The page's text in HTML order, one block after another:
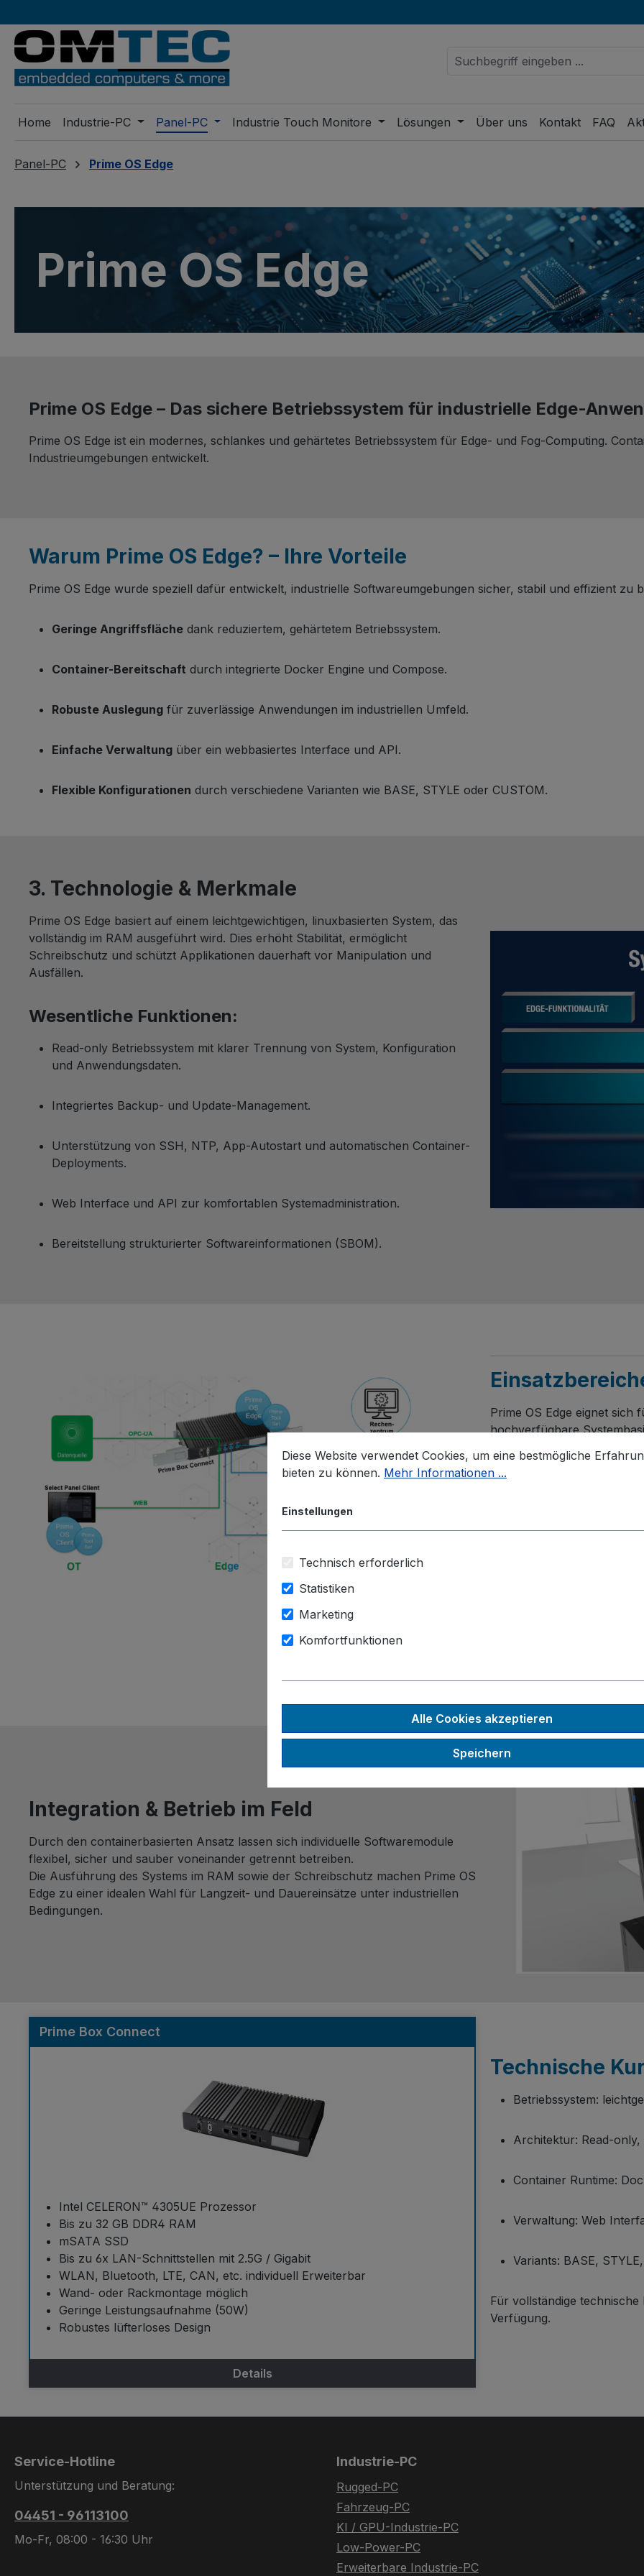
Home Industrie-PC Panel-PC Industrie Touch Monitore Lösungen Über uns Kontakt FAQ
Panel-PC Prime OS Edge
Prime OS Edge
Prime OS Edge – Das sichere Betriebssystem für industrielle Edge-
Prime OS Edge ist ein modernes, schlankes und gehärtetes Betriebssystem für Edge- und Fog-Computing.
Industrieumgebungen entwickelt.
Warum Prime OS Edge? – Ihre Vorteile
Prime OS Edge wurde speziell dafür entwickelt, industrielle Softwareumgebungen sicher, stabil und effizient zu
Geringe Angriffsfläche dank reduziertem, gehärtetem Betriebssystem.
Container-Bereitschaft durch integrierte Docker Engine und Compose.
Robuste Auslegung für zuverlässige Anwendungen im industriellen Umfeld.
Einfache Verwaltung über ein webbasiertes Interface und API.
Flexible Konfigurationen durch verschiedene Varianten wie BASE, STYLE oder CUSTOM.
3. Technologie & Merkmale
Prime OS Edge basiert auf einem leichtgewichtigen, linuxbasierten System, das
vollständig im RAM ausgeführt wird. Dies erhöht Stabilität, ermöglicht
Schreibschutz und schützt Applikationen dauerhaft vor Manipulation und
Ausfällen.
Wesentliche Funktionen:
Read-only Betriebssystem mit klarer Trennung von System, Konfiguration
und Anwendungsdaten.
Integriertes Backup- und Update-Management.
Unterstützung von SSH, NTP, App-Autostart und automatischen Container-
Deployments.
Web Interface und API zur komfortablen Systemadministration.
Bereitstellung strukturierter Softwareinformationen (SBOM).
Prime OS Edge eignet sich
hochverfügbare
Integration & Betrieb im Feld
Durch den containerbasierten Ansatz lassen sich individuelle Softwaremodule
flexibel, sicher und sauber voneinander getrennt betreiben.
Die Ausführung des Systems im RAM sowie der Schreibschutz machen Prime OS
Edge zu einer idealen Wahl für Langzeit- und Dauereinsätze unter industriellen
Bedingungen.
Prime Box Connect
Intel CELERON™ 4305UE Prozessor
Bis zu 32 GB DDR4 RAM
mSATA SSD
Bis zu 6x LAN-Schnittstellen mit 2.5G / Gigabit
WLAN, Bluetooth, LTE, CAN, etc. individuell Erweiterbar
Wand- oder Rackmontage möglich
Geringe Leistungsaufnahme (50W)
Robustes lüfterloses Design
Details
Technische
Betriebssystem:
Architektur: Read-
Container Runtime:
Verwaltung: Web
Variants: BASE,
Für vollständige
Verfügung.
Service-Hotline
Unterstützung und Beratung:
04451 - 96113100
Mo-Fr, 08:00 - 16:30 Uhr
Industrie-PC
Rugged-PC
Fahrzeug-PC
KI / GPU-Industrie-PC
Low-Power-PC
Erweiterbare Industrie-PC
Diese Website verwendet Cookies, um eine bestmögliche
bieten zu können. Mehr Informationen ...
Einstellungen
Technisch erforderlich
Statistiken
Marketing
Komfortfunktionen
Alle Cookies akzeptieren
Speichern